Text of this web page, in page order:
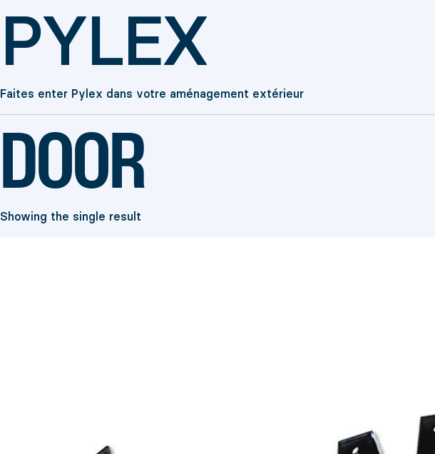
PYLEX
Faites enter Pylex dans votre aménagement extérieur
DOOR
Showing the single result